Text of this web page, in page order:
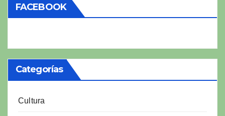
FACEBOOK
Categorías
Cultura